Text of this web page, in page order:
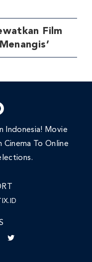
Film
Indonesia! Movie
To Online